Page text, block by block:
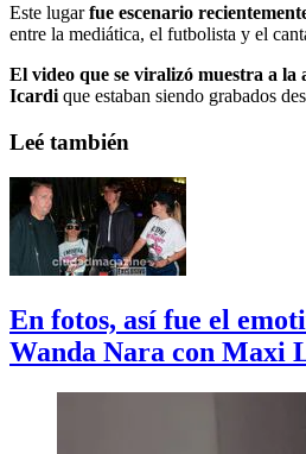
Este lugarfue escenario
entre la mediática, el futbolista y el
El video que se viralizó muestra a la
Icardi que estaban siendo grabados
Leé también
En fotos, así fue el
Wanda Nara con Maxi